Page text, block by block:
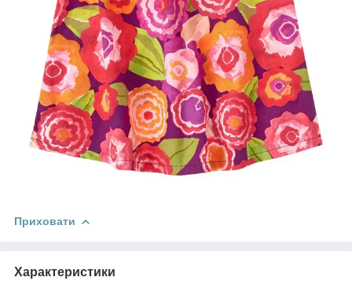
Приховати
Характеристики